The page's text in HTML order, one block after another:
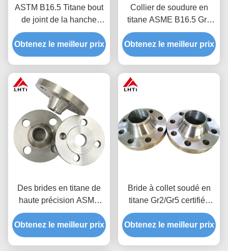
ASTM B16.5 Titane bout
de joint de la hanche
(TG/RJ face)
Obtenez le meilleur prix
Collier de soudure en
titane ASME B16.5 Gr2
(WNRF) pour tuyauterie
haute pression
Obtenez le meilleur prix
Des brides en titane de
haute précision ASME
B16.5 Forgé et usiné Gr2
Gr5
Obtenez le meilleur prix
Bride à collet soudé en
titane Gr2/Gr5 certifiée
ISO 13485 pour
dispositifs médicaux
Obtenez le meilleur prix